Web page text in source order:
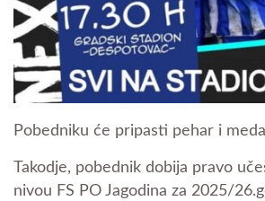
Pobedniku će pripasti pehar i
Takodje, pobednik dobija pravo
nivou FS PO Jagodina za 2025/